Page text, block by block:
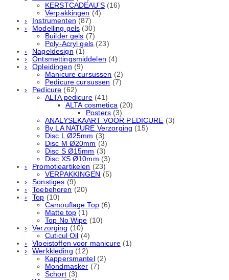
KERSTCADEAU’S (16)
Verpakkingen (4)
Instrumenten (87)
Modelling gels (30)
Builder gels (7)
Poly-Acryl gels (23)
Nageldesign (1)
Ontsmettingsmiddelen (4)
Opleidingen (9)
Manicure cursussen (2)
Pedicure cursussen (7)
Pedicure (62)
ALTA pedicure (41)
ALTA cosmetica (20)
Posters (3)
ANALYSEKAART VOOR PEDICURE (3)
By LA NATURE Verzorging (15)
Disc L Ø25mm (3)
Disc M Ø20mm (3)
Disc S Ø15mm (3)
Disc XS Ø10mm (3)
Promotieartikelen (23)
VERPAKKINGEN (5)
Sonstiges (9)
Toebehoren (20)
Top (10)
Camouflage Top (6)
Matte top (1)
Top No Wipe (10)
Verzorging (10)
Cuticul Oil (4)
Vloeistoffen voor manicure (1)
Werkkleding (12)
Kappersmantel (2)
Mondmasker (7)
Schort (3)